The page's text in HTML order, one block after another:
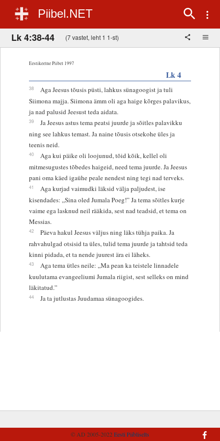
Piibel.NET
Lk 4:38-44 (7 vastet, leht 1 1-st)
Eestikeelne Piibel 1997
Lk 4
38
Aga Jeesus tõusis püsti, lahkus sünagoogist ja tuli
Siimona majja. Siimona ämm oli aga haige kõrges palavikus,
ja nad palusid Jeesust teda aidata.
39
Ja Jeesus astus tema peatsi juurde ja sõitles palavikku
ning see lahkus temast. Ja naine tõusis otsekohe üles ja
teenis neid.
40
Aga kui päike oli loojunud, tõid kõik, kellel oli
mitmesugustes tõbedes haigeid, need tema juurde. Ja Jeesus
pani oma käed igaühe peale nendest ning tegi nad terveks.
41
Aga kurjad vaimudki läksid välja paljudest, ise
kisendades: „Sina oled Jumala Poeg!” Ja tema sõitles kurje
vaime ega lasknud neil rääkida, sest nad teadsid, et tema on
Messias.
42
Päeva hakul Jeesus väljus ning läks tühja paika. Ja
rahvahulgad otsisid ta üles, tulid tema juurde ja tahtsid teda
kinni pidada, et ta nende juurest ära ei läheks.
43
Aga tema ütles neile: „Ma pean ka teistele linnadele
kuulutama evangeeliumi Jumala riigist, sest selleks on mind
läkitatud.”
44 Ja ta jutlustas Juudamaa sünagoogides.
© AD 2005-2022Eesti Piibliselts